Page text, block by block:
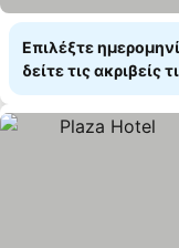
Επιλέξτε
δείτε τις ακριβείς